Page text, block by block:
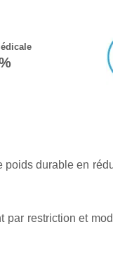
durable en
restriction et